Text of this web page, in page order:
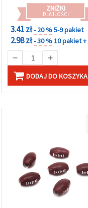
ZNIŻKI
DLA ILOŚCI
3.41 zł- 20 %5-9 pakiet
2.98 zł- 30 %10 pakiet +
DODAJ DO KOSZYKA